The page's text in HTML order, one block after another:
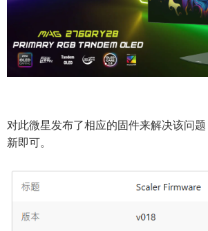
对此微星发布了相应的固件来解决该问
新即可。